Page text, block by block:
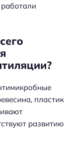
пластик
развитию